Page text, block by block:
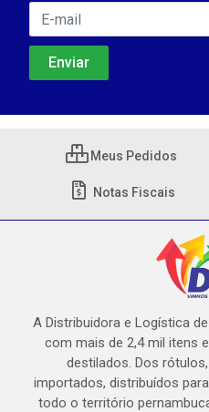
Meus Pedidos
Notas Fiscais
A Distribuidora e Logística
com mais de 2,4 mil itens
destilados. Dos
importados, distribuídos
todo o território